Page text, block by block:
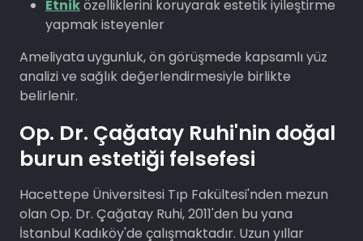
Etniközelliklerini koruyarak estetik iyileştirme
yapmak isteyenler
Ameliyata uygunluk, ön görüşmede kapsamlı yüz
analizi ve sağlık değerlendirmesiyle birlikte
belirlenir.
Op. Dr. Çağatay Ruhi'nin doğal
burun estetiği felsefesi
Hacettepe Üniversitesi Tıp Fakültesi'nden mezun
olan Op. Dr. Çağatay Ruhi, 2011'den bu yana
İstanbul Kadıköy'de çalışmaktadır. Uzun yıllar